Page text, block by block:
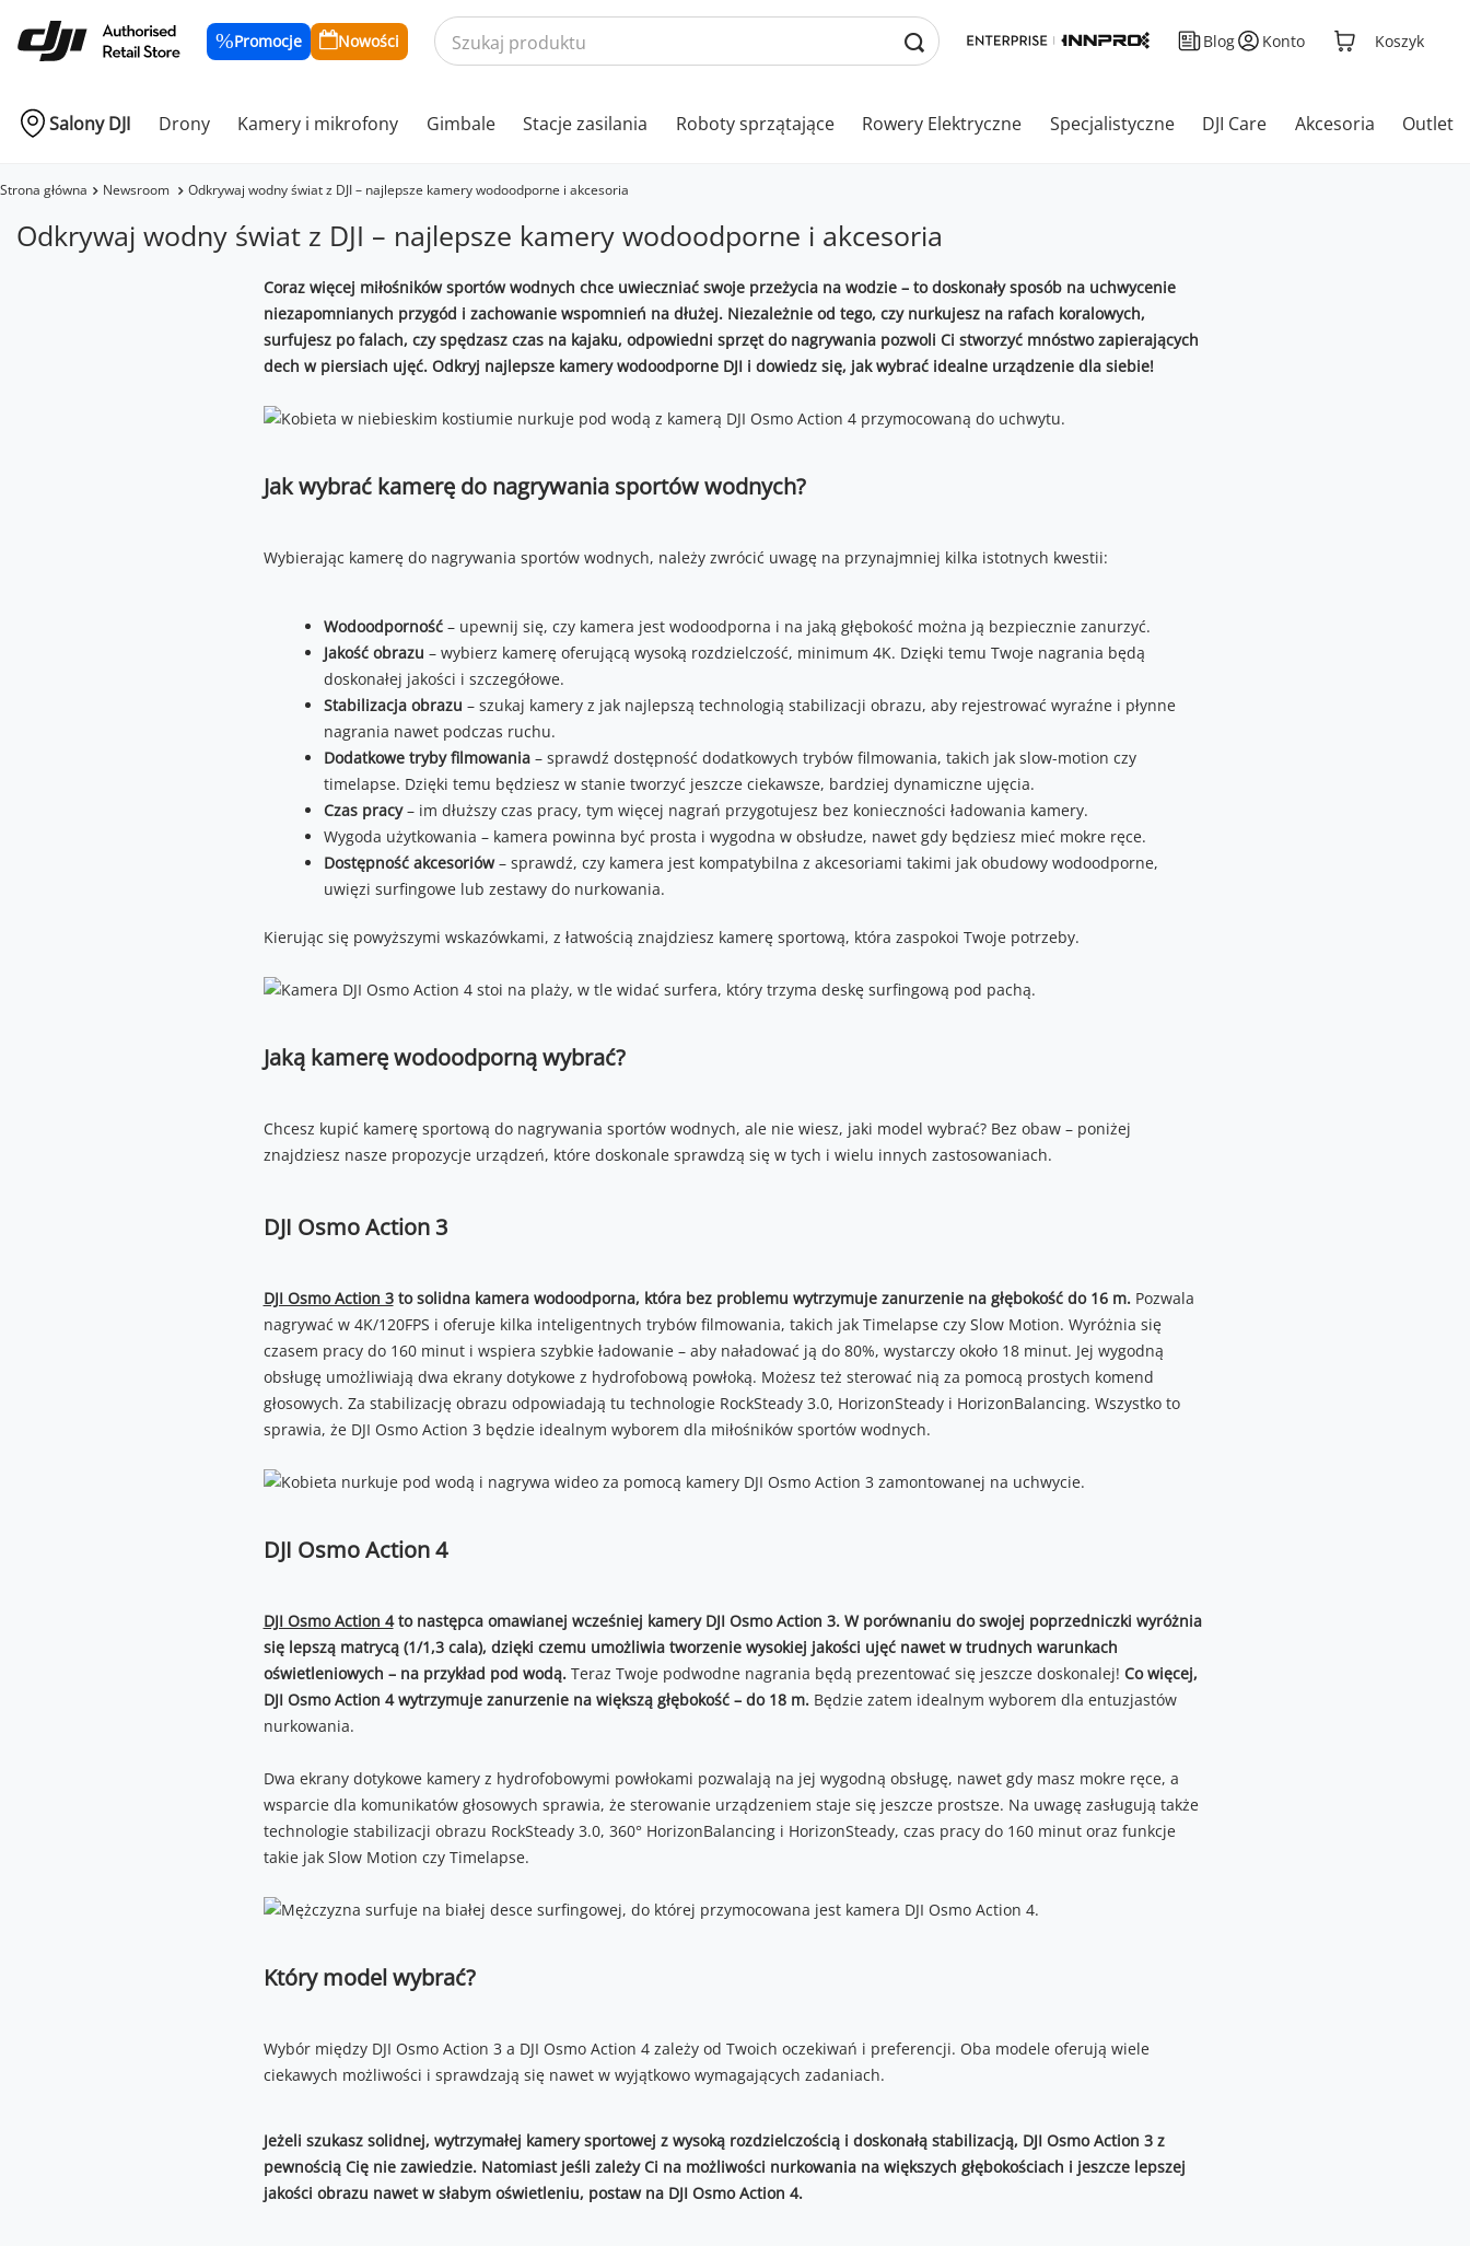
Promocje Nowości Blog Konto Koszyk
Salony DJI Drony Kamery i mikrofony Gimbale Stacje zasilania Roboty sprzątające Rowery Elektryczne Specjalistyczne DJI Care Akcesoria Outlet
Strona główna Newsroom Odkrywaj wodny świat z DJI – najlepsze kamery wodoodporne i akcesoria
Odkrywaj wodny świat z DJI – najlepsze kamery wodoodporne i akcesoria
Coraz więcej miłośników sportów wodnych chce uwieczniać swoje przeżycia na wodzie – to doskonały sposób na uchwycenie
niezapomnianych przygód i zachowanie wspomnień na dłużej. Niezależnie od tego, czy nurkujesz na rafach koralowych,
surfujesz po falach, czy spędzasz czas na kajaku, odpowiedni sprzęt do nagrywania pozwoli Ci stworzyć mnóstwo zapierających
dech w piersiach ujęć. Odkryj najlepsze kamery wodoodporne DJI i dowiedz się, jak wybrać idealne urządzenie dla siebie!
Jak wybrać kamerę do nagrywania sportów wodnych?
Wybierając kamerę do nagrywania sportów wodnych, należy zwrócić uwagę na przynajmniej kilka istotnych kwestii:
Wodoodporność– upewnij się, czy kamera jest wodoodporna i na jaką głębokość można ją bezpiecznie zanurzyć.
Jakość obrazu – wybierz kamerę oferującą wysoką rozdzielczość, minimum 4K. Dzięki temu Twoje nagrania będą
doskonałej jakości i szczegółowe.
Stabilizacja obrazu – szukaj kamery z jak najlepszą technologią stabilizacji obrazu, aby rejestrować wyraźne i płynne
nagrania nawet podczas ruchu.
Dodatkowe tryby filmowania– sprawdź dostępność dodatkowych trybów filmowania, takich jak slow-motion czy
timelapse. Dzięki temu będziesz w stanie tworzyć jeszcze ciekawsze, bardziej dynamiczne ujęcia.
Czas pracy– im dłuższy czas pracy, tym więcej nagrań przygotujesz bez konieczności ładowania kamery.
Wygoda użytkowania – kamera powinna być prosta i wygodna w obsłudze, nawet gdy będziesz mieć mokre ręce.
Dostępność akcesoriów– sprawdź, czy kamera jest kompatybilna z akcesoriami takimi jak obudowy wodoodporne,
uwięzi surfingowe lub zestawy do nurkowania.
Kierując się powyższymi wskazówkami, z łatwością znajdziesz kamerę sportową, która zaspokoi Twoje potrzeby.
Jaką kamerę wodoodporną wybrać?
Chcesz kupić kamerę sportową do nagrywania sportów wodnych, ale nie wiesz, jaki model wybrać? Bez obaw – poniżej
znajdziesz nasze propozycje urządzeń, które doskonale sprawdzą się w tych i wielu innych zastosowaniach.
DJI Osmo Action 3
DJI Osmo Action 3to solidna kamera wodoodporna, która bez problemu wytrzymuje zanurzenie na głębokość do 16 m.Pozwala
nagrywać w 4K/120FPS i oferuje kilka inteligentnych trybów filmowania, takich jak Timelapse czy Slow Motion. Wyróżnia się
czasem pracy do 160 minut i wspiera szybkie ładowanie – aby naładować ją do 80%, wystarczy około 18 minut. Jej wygodną
obsługę umożliwiają dwa ekrany dotykowe z hydrofobową powłoką. Możesz też sterować nią za pomocą prostych komend
głosowych. Za stabilizację obrazu odpowiadają tu technologie RockSteady 3.0, HorizonSteady i HorizonBalancing. Wszystko to
sprawia, że DJI Osmo Action 3 będzie idealnym wyborem dla miłośników sportów wodnych.
DJI Osmo Action 4
DJI Osmo Action 4to następca omawianej wcześniej kamery DJI Osmo Action 3. W porównaniu do swojej poprzedniczki wyróżnia
się lepszą matrycą (1/1,3 cala), dzięki czemu umożliwia tworzenie wysokiej jakości ujęć nawet w trudnych warunkach
oświetleniowych – na przykład pod wodą.Teraz Twoje podwodne nagrania będą prezentować się jeszcze doskonalej! Co więcej,
DJI Osmo Action 4 wytrzymuje zanurzenie na większą głębokość – do 18 m. Będzie zatem idealnym wyborem dla entuzjastów
nurkowania.
Dwa ekrany dotykowe kamery z hydrofobowymi powłokami pozwalają na jej wygodną obsługę, nawet gdy masz mokre ręce, a
wsparcie dla komunikatów głosowych sprawia, że sterowanie urządzeniem staje się jeszcze prostsze. Na uwagę zasługują także
technologie stabilizacji obrazu RockSteady 3.0, 360° HorizonBalancing i HorizonSteady, czas pracy do 160 minut oraz funkcje
takie jak Slow Motion czy Timelapse.
Który model wybrać?
Wybór między DJI Osmo Action 3 a DJI Osmo Action 4 zależy od Twoich oczekiwań i preferencji. Oba modele oferują wiele
ciekawych możliwości i sprawdzają się nawet w wyjątkowo wymagających zadaniach.
Jeżeli szukasz solidnej, wytrzymałej kamery sportowej z wysoką rozdzielczością i doskonałą stabilizacją, DJI Osmo Action 3 z
pewnością Cię nie zawiedzie. Natomiast jeśli zależy Ci na możliwości nurkowania na większych głębokościach i jeszcze lepszej
jakości obrazu nawet w słabym oświetleniu, postaw na DJI Osmo Action 4.